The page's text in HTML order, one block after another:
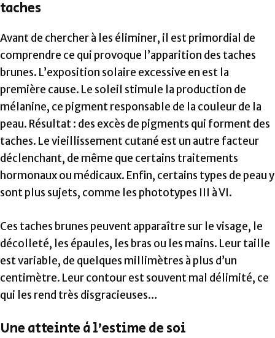
taches
Avant de chercher à les éliminer, il est primordial de
comprendre ce qui provoque l’apparition des taches
brunes. L’exposition solaire excessive en est la
première cause. Le soleil stimule la production de
mélanine, ce pigment responsable de la couleur de la
peau. Résultat : des excès de pigments qui forment des
taches. Le vieillissement cutané est un autre facteur
déclenchant, de même que certains traitements
hormonaux ou médicaux. Enfin, certains types de peau y
sont plus sujets, comme les phototypes III à VI.
Ces taches brunes peuvent apparaître sur le visage, le
décolleté, les épaules, les bras ou les mains. Leur taille
est variable, de quelques millimètres à plus d’un
centimètre. Leur contour est souvent mal délimité, ce
qui les rend très disgracieuses…
Une atteinte à l’estime de soi